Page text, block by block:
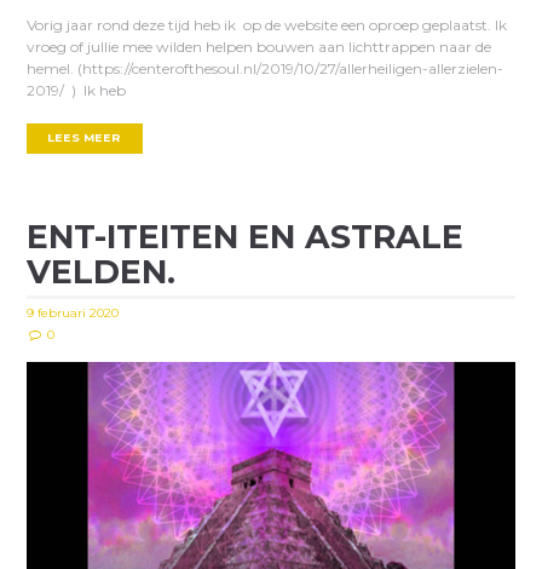
Vorig jaar rond deze tijd heb ik op de website een oproep geplaatst. Ik
vroeg of jullie mee wilden helpen bouwen aan lichttrappen naar de
hemel. (https://centerofthesoul.nl/2019/10/27/allerheiligen-allerzielen-
2019/ ) Ik heb
LEES MEER
ENT-ITEITEN EN ASTRALE
VELDEN.
9 februari 2020
0